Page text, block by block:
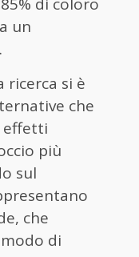
di coloro
un
ricerca si è
che
effetti
più
sul
che
di